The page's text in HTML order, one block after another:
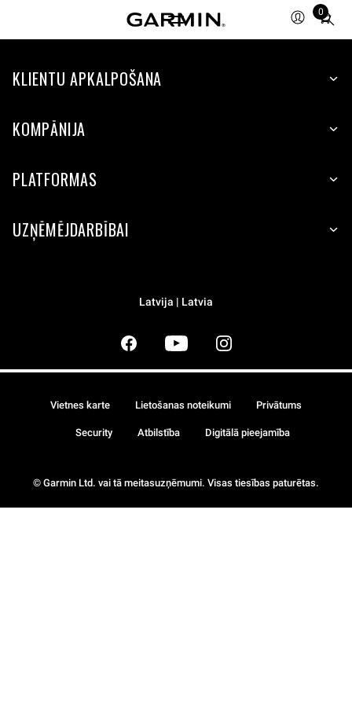
0
Total
items
cart:
KLIENTU APKALPOŠANA
KOMPĀNIJA
PLATFORMAS
UZŅĒMĒJDARBĪBAI
Latvija | Latvia
© Garmin Ltd. vai tā meitasuzņēmumi. Visas tiesības paturētas.
Vietnes karte Lietošanas noteikumi Privātums
Security Atbilstība Digitālā pieejamība